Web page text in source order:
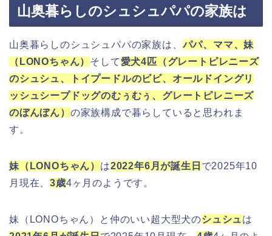
山奥暮らしのシュシュパパの家族は
山奥暮らしのシュシュパパの家族は、 パパ、ママ、妹
（LONOちゃん） そして愛犬4匹（グレートピレニーズ
のシュシュ、トイプードルのビビ、オールドイングリ
ッシュシープドッグのむぅむぅ、グレートピレニーズ
のぼんぼん） の家族構成で暮らしていると思われま
す。
妹（LONOちゃん） は2022年6月が誕生日 で2025年10
月現在、3歳4ヶ月のようです。
妹（LONOちゃん）と仲のいい超大型犬のシュシュは